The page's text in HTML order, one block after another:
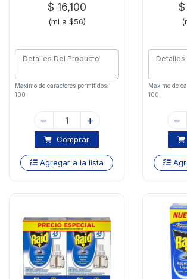
$ 16,100
(ml a $56)
Maximo de caracteres permitidos:
100
Comprar
Agregar a la lista
$
Maximo de
100